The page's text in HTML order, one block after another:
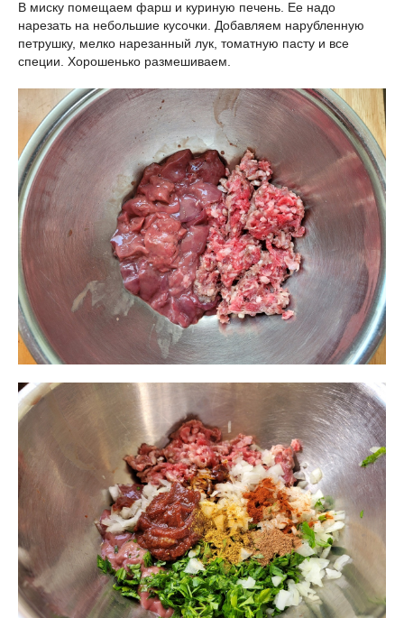
В миску помещаем фарш и куриную печень. Ее надо
нарезать на небольшие кусочки. Добавляем нарубленную
петрушку, мелко нарезанный лук, томатную пасту и все
специи. Хорошенько размешиваем.